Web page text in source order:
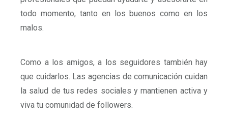
todo momento, tanto en los buenos como en los
malos.
Como a los amigos, a los seguidores también hay
que cuidarlos. Las agencias de comunicación cuidan
la salud de tus redes sociales y mantienen activa y
viva tu comunidad de followers.